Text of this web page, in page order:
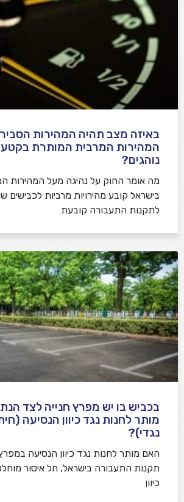
באיזה מצב תהיה המהירות
המהירות המרבית המותרת
נוהגים?
​מה אומר החוק על נהיגה מעל המהירות
לתקנות התעבורה קובעת
בכביש בו יש מפרץ חנייה לצד
מותר לחנות נגד כיוון הנסיעה
נגדי)?
האם מותר לחנות נגד כיוון הנסיעה
תקנות התעבורה בישראל, חל איסור
כיוון